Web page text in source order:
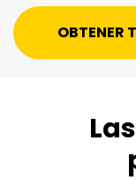
OBTENER